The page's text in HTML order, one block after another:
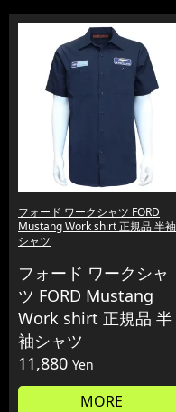
フォード ワークシャツ FORD
Mustang Work shirt 正規品 半袖
シャツ
フォード ワークシャ
ツ FORD Mustang
Work shirt 正規品 半
袖シャツ
11,880 Yen
MORE